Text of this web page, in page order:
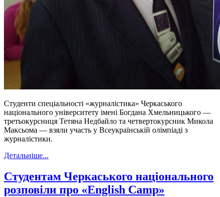
Студенти спеціальності «журналістика» Черкаського
національного університету імені Богдана Хмельницького —
третьокурсниця Тетяна Недбайло та четвертокурсник Микола
Максьома — взяли участь у Всеукраїнській олімпіаді з
журналістики.
Детальніше...
Студентам Черкаського національного
розповіли про «English Camp»